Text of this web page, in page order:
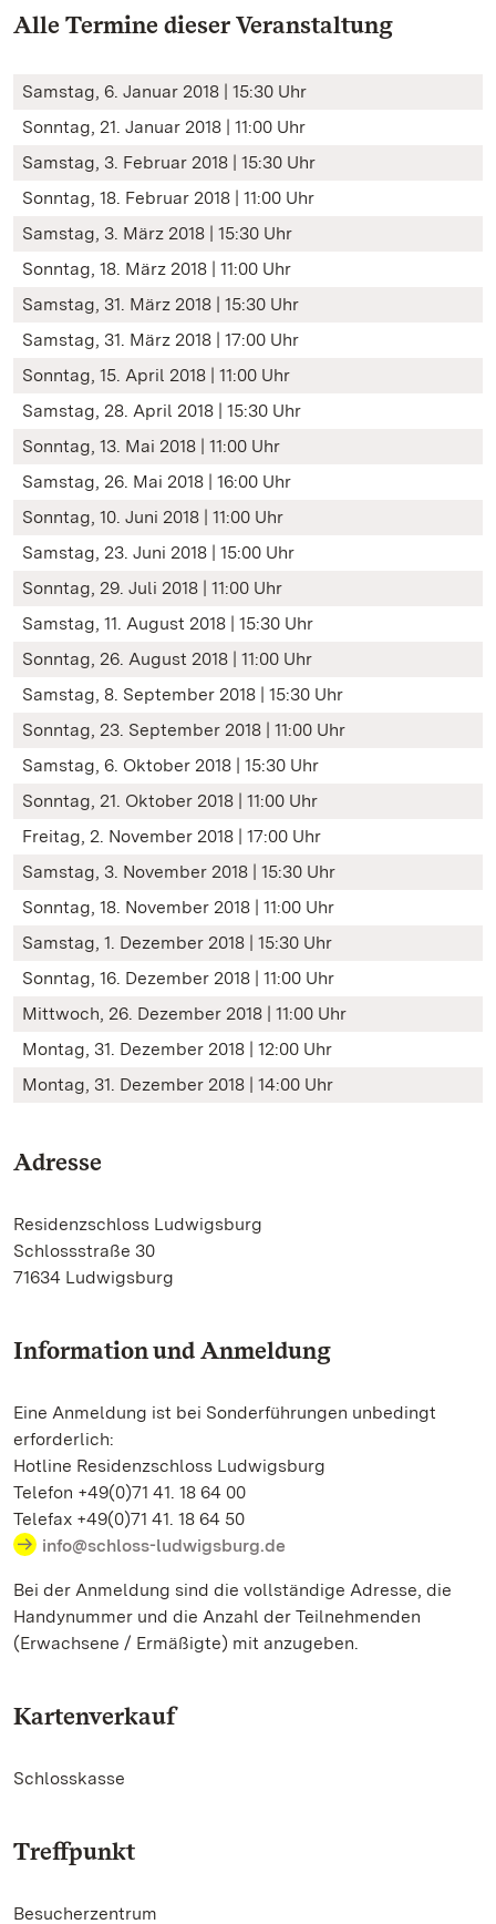
Alle Termine dieser Veranstaltung
Samstag, 6. Januar 2018 | 15:30 Uhr
Sonntag, 21. Januar 2018 | 11:00 Uhr
Samstag, 3. Februar 2018 | 15:30 Uhr
Sonntag, 18. Februar 2018 | 11:00 Uhr
Samstag, 3. März 2018 | 15:30 Uhr
Sonntag, 18. März 2018 | 11:00 Uhr
Samstag, 31. März 2018 | 15:30 Uhr
Samstag, 31. März 2018 | 17:00 Uhr
Sonntag, 15. April 2018 | 11:00 Uhr
Samstag, 28. April 2018 | 15:30 Uhr
Sonntag, 13. Mai 2018 | 11:00 Uhr
Samstag, 26. Mai 2018 | 16:00 Uhr
Sonntag, 10. Juni 2018 | 11:00 Uhr
Samstag, 23. Juni 2018 | 15:00 Uhr
Sonntag, 29. Juli 2018 | 11:00 Uhr
Samstag, 11. August 2018 | 15:30 Uhr
Sonntag, 26. August 2018 | 11:00 Uhr
Samstag, 8. September 2018 | 15:30 Uhr
Sonntag, 23. September 2018 | 11:00 Uhr
Samstag, 6. Oktober 2018 | 15:30 Uhr
Sonntag, 21. Oktober 2018 | 11:00 Uhr
Freitag, 2. November 2018 | 17:00 Uhr
Samstag, 3. November 2018 | 15:30 Uhr
Sonntag, 18. November 2018 | 11:00 Uhr
Samstag, 1. Dezember 2018 | 15:30 Uhr
Sonntag, 16. Dezember 2018 | 11:00 Uhr
Mittwoch, 26. Dezember 2018 | 11:00 Uhr
Montag, 31. Dezember 2018 | 12:00 Uhr
Montag, 31. Dezember 2018 | 14:00 Uhr
Adresse
Residenzschloss Ludwigsburg
Schlossstraße 30
71634 Ludwigsburg
Information und Anmeldung
Eine Anmeldung ist bei Sonderführungen unbedingt
erforderlich:
Hotline Residenzschloss Ludwigsburg
Telefon +49(0)71 41. 18 64 00
Telefax +49(0)71 41. 18 64 50
info@schloss-ludwigsburg.de
Bei der Anmeldung sind die vollständige Adresse, die
Handynummer und die Anzahl der Teilnehmenden
(Erwachsene / Ermäßigte) mit anzugeben.
Kartenverkauf
Schlosskasse
Treffpunkt
Besucherzentrum